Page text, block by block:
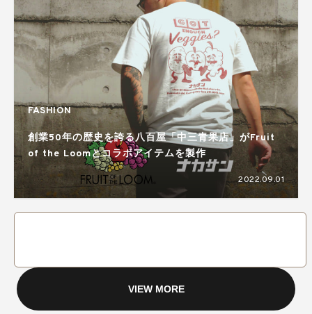
FASHION
創業50年の歴史を誇る八百屋「中三青果店」がFruit
of the Loomとコラボアイテムを製作
2022.09.01
VIEW MORE